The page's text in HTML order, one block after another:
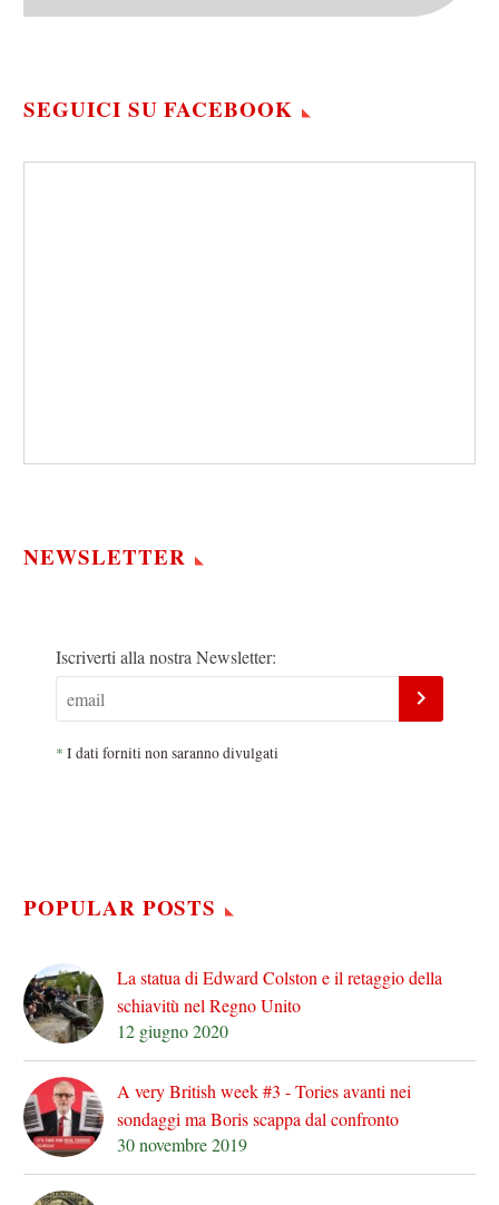
SEGUICI SU FACEBOOK
NEWSLETTER
Iscriverti alla nostra Newsletter:
* I dati forniti non saranno divulgati
POPULAR POSTS
La statua di Edward Colston e il retaggio della
schiavitù nel Regno Unito
12 giugno 2020
A very British week #3 - Tories avanti nei
sondaggi ma Boris scappa dal confronto
30 novembre 2019